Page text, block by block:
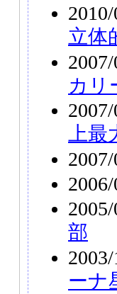
立体
カリ
上
部
ーナ